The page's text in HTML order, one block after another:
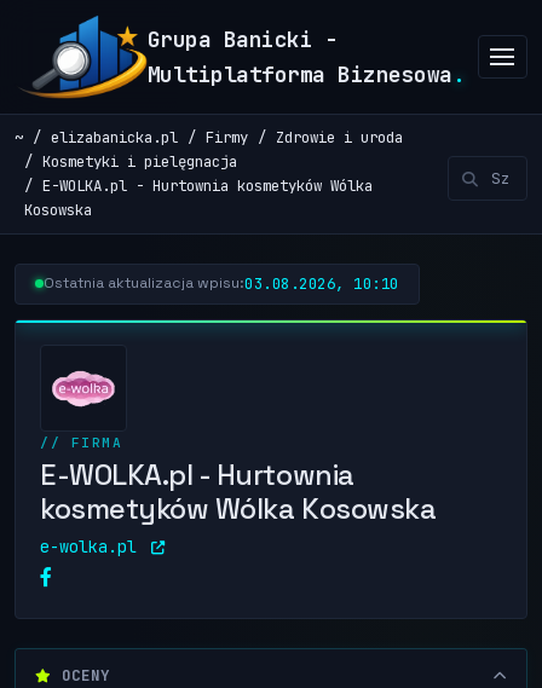
Grupa Banicki -
Multiplatforma Biznesowa .
~ elizabanicka.pl Firmy
Zdrowie i uroda
Kosmetyki i pielęgnacja
E-WOLKA.pl - Hurtownia kosmetyków Wólka
Kosowska
Ostatnia aktualizacja wpisu:03.08.2026, 10:10
// FIRMA
E-WOLKA.pl - Hurtownia
kosmetyków Wólka Kosowska
e-wolka.pl
OCENY